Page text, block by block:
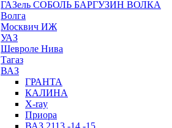
ГАЗель СОБОЛЬ БАРГУЗИН ВОЛКА
Волга
Москвич ИЖ
УАЗ
Шевроле Нива
Тагаз
ВАЗ
ГРАНТА
КАЛИНА
X-ray
Приора
ВАЗ 2113 -14 -15